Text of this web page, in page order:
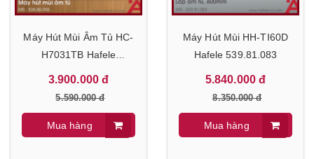
Máy Hút Mùi Âm Tủ HC-
H7031TB Hafele
538.86.096
3.900.000 đ
5.590.000 đ
Mua hàng
Máy Hút Mùi HH-TI60D
Hafele 539.81.083
5.840.000 đ
8.350.000 đ
Mua hàng